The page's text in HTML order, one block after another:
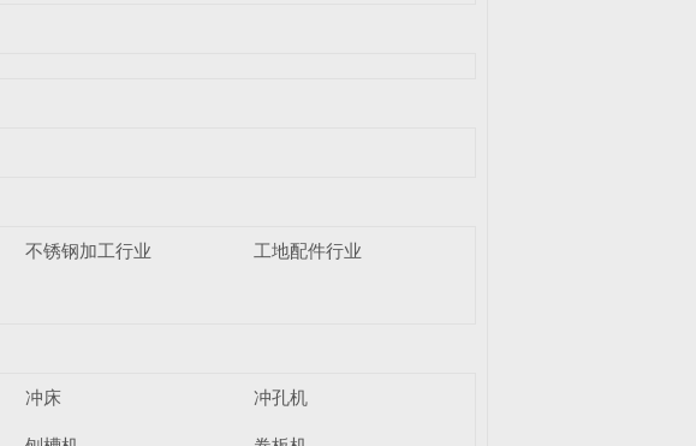
不锈钢加工行业 工地配件行业
冲床 冲孔机